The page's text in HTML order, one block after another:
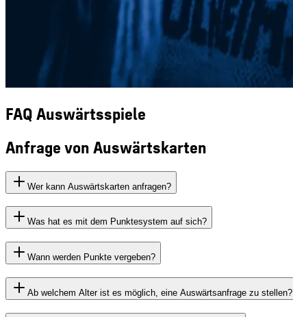
FAQ Auswärtsspiele
Anfrage von Auswärtskarten
Wer kann Auswärtskarten anfragen?
Was hat es mit dem Punktesystem auf sich?
Wann werden Punkte vergeben?
Ab welchem Alter ist es möglich, eine Auswärtsanfrage zu stellen?